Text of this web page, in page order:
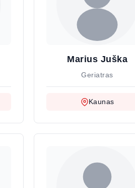
Marius Juška
Geriatras
Kaunas